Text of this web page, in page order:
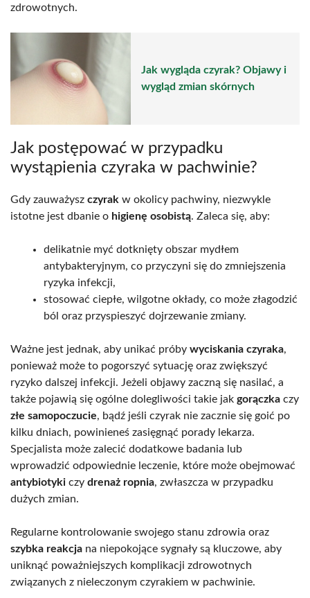
zdrowotnych.
Jak wygląda czyrak? Objawy i
wygląd zmian skórnych
Jak postępować w przypadku
wystąpienia czyraka w pachwinie?
Gdy zauważysz czyrak w okolicy pachwiny, niezwykle
istotne jest dbanie o higienę osobistą. Zaleca się, aby:
delikatnie myć dotknięty obszar mydłem
antybakteryjnym, co przyczyni się do zmniejszenia
ryzyka infekcji,
stosować ciepłe, wilgotne okłady, co może złagodzić
ból oraz przyspieszyć dojrzewanie zmiany.
Ważne jest jednak, aby unikać próby wyciskania czyraka,
ponieważ może to pogorszyć sytuację oraz zwiększyć
ryzyko dalszej infekcji. Jeżeli objawy zaczną się nasilać, a
także pojawią się ogólne dolegliwości takie jak gorączka czy
złe samopoczucie, bądź jeśli czyrak nie zacznie się goić po
kilku dniach, powinieneś zasięgnąć porady lekarza.
Specjalista może zalecić dodatkowe badania lub
wprowadzić odpowiednie leczenie, które może obejmować
antybiotyki czy drenaż ropnia, zwłaszcza w przypadku
dużych zmian.
Regularne kontrolowanie swojego stanu zdrowia oraz
szybka reakcja na niepokojące sygnały są kluczowe, aby
uniknąć poważniejszych komplikacji zdrowotnych
związanych z nieleczonym czyrakiem w pachwinie.